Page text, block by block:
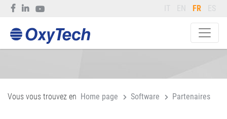
IT EN FR ES
Vous vous trouvez en Home page Software Partenaires